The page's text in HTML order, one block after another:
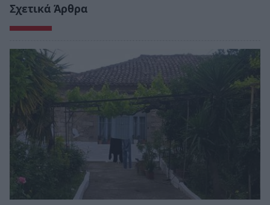
Σχετικά Άρθρα